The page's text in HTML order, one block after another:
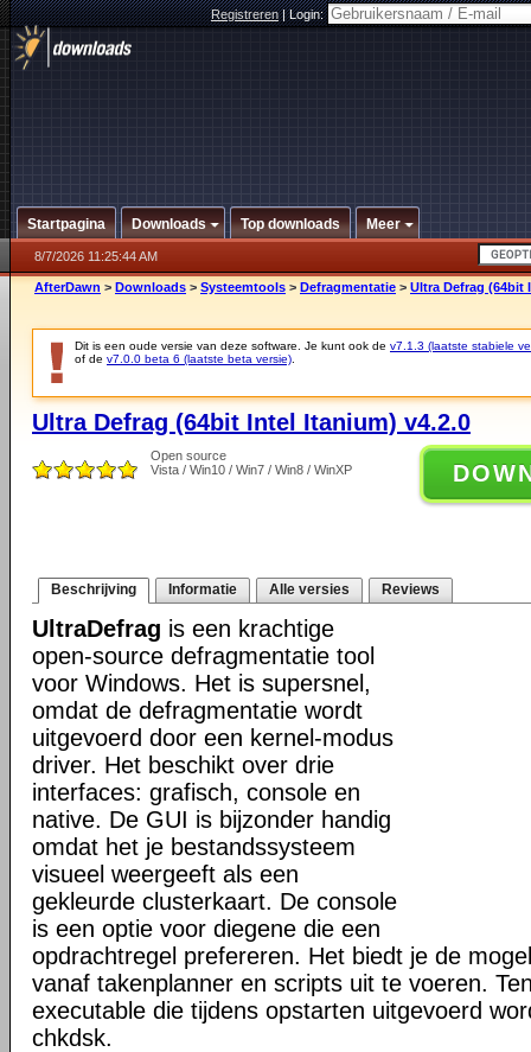
Registreren|Login:
Startpagina Downloads Top downloads Meer
8/7/2026 11:25:44 AM
AfterDawn > Downloads > Systeemtools > Defragmentatie > Ultra Defrag (64bit
Dit is een oude versie van deze software. Je kunt ook de v7.1.3 (laatste stabiele
of de v7.0.0 beta 6 (laatste beta versie)
Ultra Defrag (64bit Intel Itanium) v4.2.0
Open source
Vista / Win10 / Win7 / Win8 / WinXP
Beschrijving Informatie Alle versies Reviews
UltraDefrag is een krachtige
open-source defragmentatie tool
voor Windows. Het is supersnel,
omdat de defragmentatie wordt
uitgevoerd door een kernel-modus
driver. Het beschikt over drie
interfaces: grafisch, console en
native. De GUI is bijzonder handig
omdat het je bestandssysteem
visueel weergeeft als een
gekleurde clusterkaart. De console
is een optie voor diegene die een
opdrachtregel prefereren. Het biedt je de
vanaf takenplanner en scripts uit te voeren.
executable die tijdens opstarten uitgevoerd
chkdsk.